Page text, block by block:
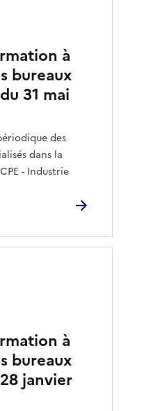
à
bureaux
31 mai
des
dans la
- Industrie
à
bureaux
janvier